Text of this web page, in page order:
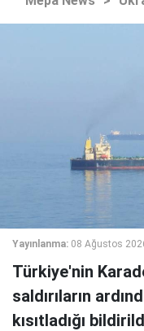
Yayınlanma: 08 Ağustos
Türkiye'nin
saldırıların
kısıtladığı